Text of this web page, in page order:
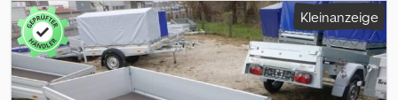
Kleinanzeige